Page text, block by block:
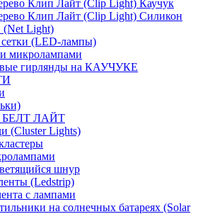
Клип Лайт (Clip Light) Каучук
Клип Лайт (Clip Light) Силикон
(Net Light)
(LED-лампы)
микролампами
гирлянды на КАУЧУКЕ
БЕЛТ ЛАЙТ
(Cluster Lights)
шнур
(Ledstrip)
с лампами
на солнечных батареях (Solar